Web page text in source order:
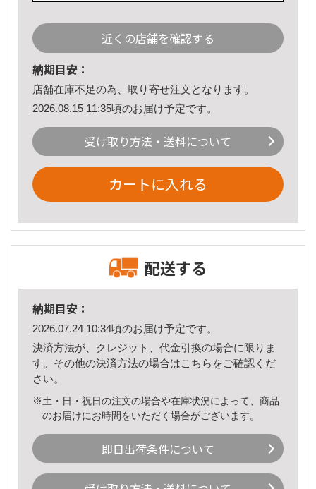
近くの店舗を確認する
納期目安：
店舗在庫不足の為、取り寄せ注文となります。
2026.08.15 11:35頃のお届け予定です。
受け取り方法・送料について
カートに入れる
配送する
納期目安：
2026.07.24 10:34頃のお届け予定です。
決済方法が、クレジット、代金引換の場合に限りま
す。その他の決済方法の場合はこちら をご確認くだ
さい。
※土・日・祝日の注文の場合や在庫状況によって、商品
のお届けにお時間をいただく場合がございます。
即日出荷条件について